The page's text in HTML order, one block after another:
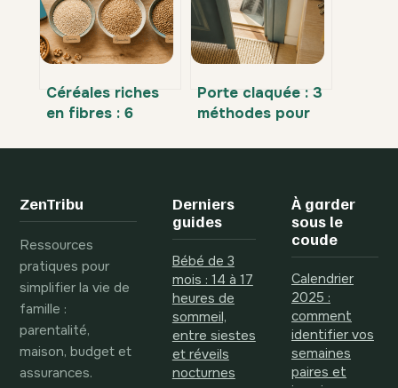
Céréales riches
en fibres : 6
choisir votre allié
Porte claquée : 3
méthodes pour
éviter les
ZenTribu
Ressources
pratiques pour
simplifier la vie de
famille :
parentalité,
maison, budget et
assurances.
Derniers
guides
Bébé de 3
mois : 14 à 17
heures de
sommeil,
entre siestes
et réveils
nocturnes
À garder
sous le
coude
Calendrier
2025 :
comment
identifier vos
semaines
paires et